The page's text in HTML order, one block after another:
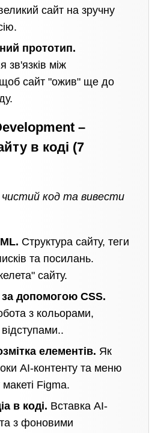
сайт на зручну
прототип.
зв'язків між
сайт "ожив" ще до
–
в коді (7
код та вивести
Структура сайту, теги
та посилань.
сайту.
за допомогою CSS.
з кольорами,
елементів. Як
AI-контенту та меню
Figma.
в коді. Вставка AI-
з фоновими